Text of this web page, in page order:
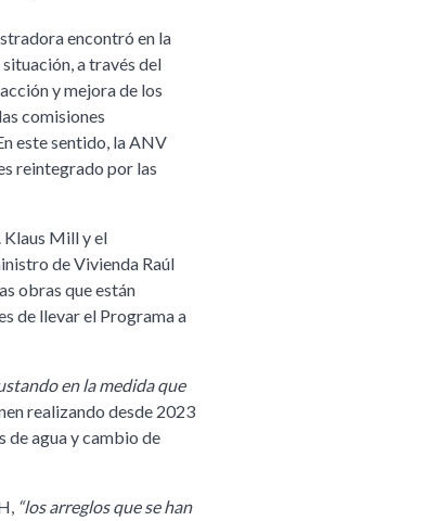
encontró en la
a través del
y mejora de los
comisiones
este sentido, la ANV
reintegrado por las
Klaus Mill y el
de Vivienda Raúl
obras que están
de llevar el Programa a
en la medida que
realizando desde 2023
de agua y cambio de
“los arreglos que se han